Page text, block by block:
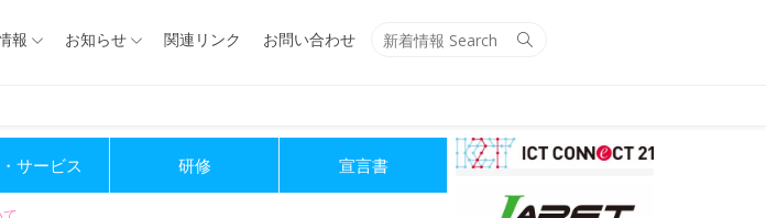
Search
報 お知らせ 関連リンク お問い合わせ
サービス 研修 宣言書